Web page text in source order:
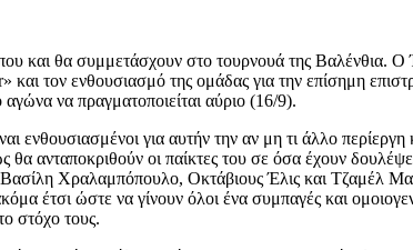
και θα συμμετάσχουν στο τουρνουά της Βαλένθια. Ο
τον ενθουσιασμό της ομάδας για την επίσημη
να πραγματοποιείται αύριο (16/9).
για αυτήν την αν μη τι άλλο
θα ανταποκριθούν οι παίκτες του σε όσα έχουν
Χραλαμπόπουλο, Οκτάβιους Έλις και Τζαμέλ
έτσι ώστε να γίνουν όλοι ένα συμπαγές και
στόχο τους.